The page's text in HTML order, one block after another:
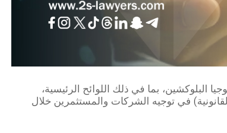
البلوكشين، بما في ذلك اللوائح الرئيسية،
في توجيه الشركات والمستثمرين خلال